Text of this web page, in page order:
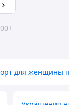
для женщины